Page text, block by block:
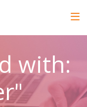
with: